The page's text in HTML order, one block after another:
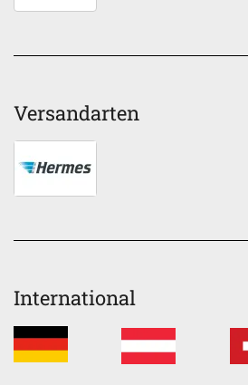
Versandarten
International